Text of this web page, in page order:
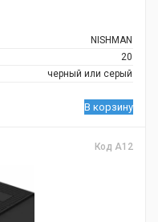
NISHMAN
20
черный или серый
В корзину
Код A12